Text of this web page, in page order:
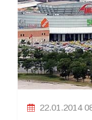
22.01.2014